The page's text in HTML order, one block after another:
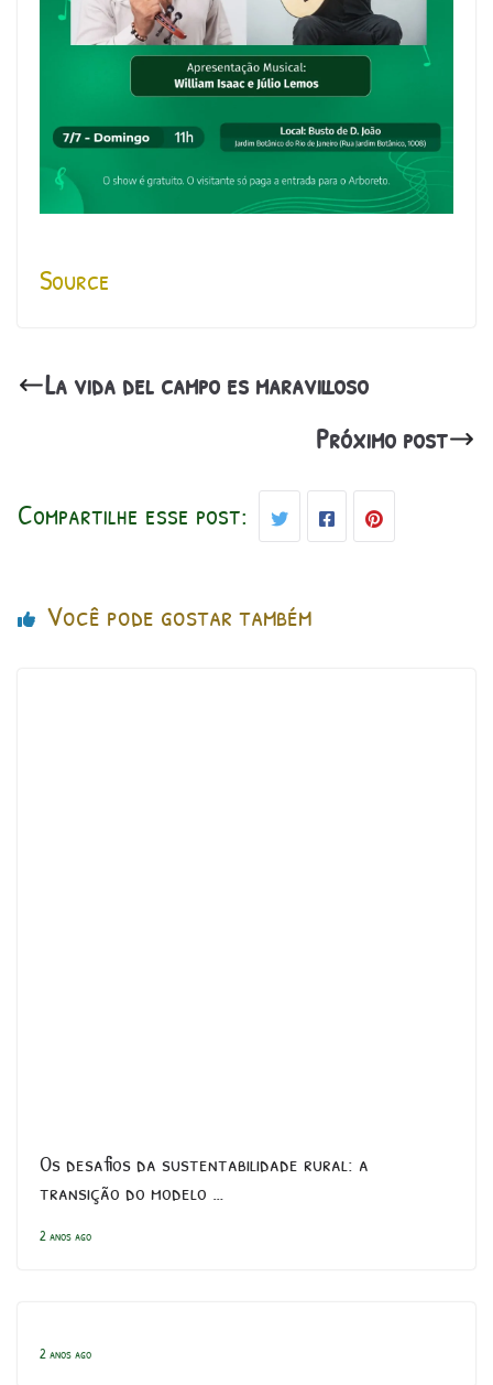
Source
La vida del campo es maravilloso
Próximo post
Compartilhe esse post:
Você pode gostar também
Os desafios da sustentabilidade rural: a
transição do modelo …
2 anos ago
2 anos ago